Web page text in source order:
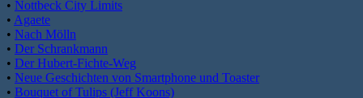
• Nottbeck City Limits
• Agaete
• Nach Mölln
• Der Schrankmann
• Der Hubert-Fichte-Weg
• Neue Geschichten von Smartphone und Toaster
• Bouquet of Tulips (Jeff Koons)